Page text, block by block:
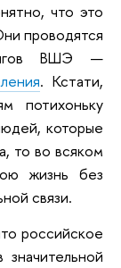
что это
проводятся
ВШЭ —
. Кстати,
потихоньку
которые
то во всяком
жизнь без
связи.
российское